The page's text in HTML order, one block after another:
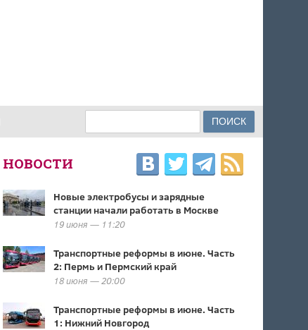
ФОРМА ПОИСКА
НОВОСТИ
Новые электробусы и зарядные
станции начали работать в Москве
19 июня — 11:20
Транспортные реформы в июне. Часть
2: Пермь и Пермский край
18 июня — 20:00
Транспортные реформы в июне. Часть
1: Нижний Новгород